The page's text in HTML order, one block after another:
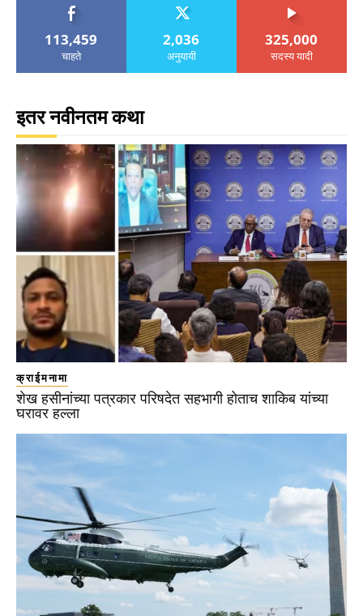
113,459
चाहते
2,036
अनुयायी
325,000
सदस्य यादी
इतर नवीनतम कथा
क्राईमनामा
शेख हसीनांच्या पत्रकार परिषदेत सहभागी होताच शाकिब यांच्या
घरावर हल्ला